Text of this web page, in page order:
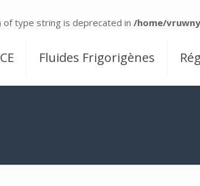
of type string is deprecated in /home/
Fluides Frigorigènes